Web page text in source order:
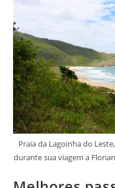
Praia da Lagoinha do
durante sua viagem a